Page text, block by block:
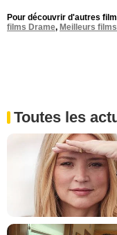
Pour découvrir d'autres
films Drame, Meilleurs
Toutes les